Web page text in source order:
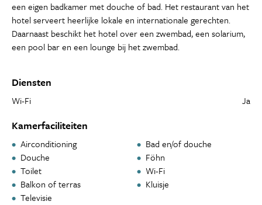
een eigen badkamer met douche of bad. Het restaurant van het
hotel serveert heerlijke lokale en internationale gerechten.
Daarnaast beschikt het hotel over een zwembad, een solarium,
een pool bar en een lounge bij het zwembad.
Diensten
Wi-Fi Ja
Kamerfaciliteiten
Airconditioning
Bad en/of douche
Douche
Föhn
Toilet
Wi-Fi
Balkon of terras
Kluisje
Televisie